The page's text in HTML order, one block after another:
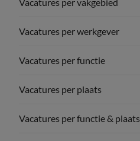
Vacatures per werkgever
Vacatures per functie
Vacatures per plaats
Vacatures per functie & plaats